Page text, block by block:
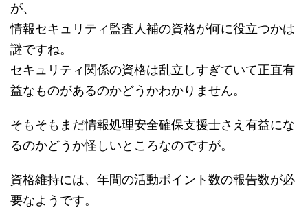
が、
情報セキュリティ監査人補の資格が何に役立つかは
謎ですね。
セキュリティ関係の資格は乱立しすぎていて正直有
益なものがあるのかどうかわかりません。
そもそもまだ情報処理安全確保支援士さえ有益にな
るのかどうか怪しいところなのですが。
資格維持には、年間の活動ポイント数の報告数が必
要なようです。